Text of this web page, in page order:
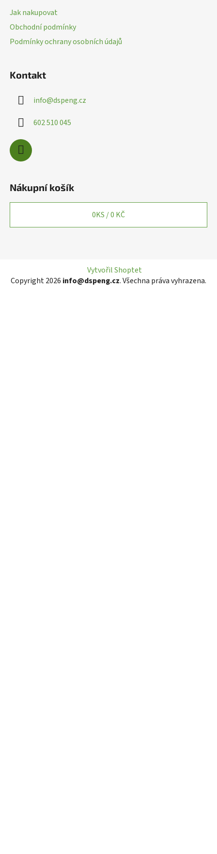
Jak nakupovat
Obchodní podmínky
Podmínky ochrany osobních údajů
Kontakt
info@dspeng.cz
602 510 045
Nákupní košík
0KS /0 KČ
Vytvořil Shoptet
Copyright 2026 info@dspeng.cz. Všechna práva vyhrazena.